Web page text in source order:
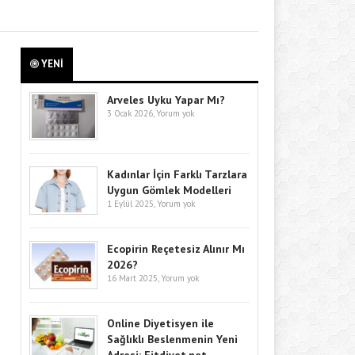
YENİ
Arveles Uyku Yapar Mı?
3 Ocak 2026, Yorum yok
Kadınlar İçin Farklı Tarzlara
Uygun Gömlek Modelleri
1 Eylül 2025, Yorum yok
Ecopirin Reçetesiz Alınır Mı
2026?
16 Mart 2025, Yorum yok
Online Diyetisyen ile
Sağlıklı Beslenmenin Yeni